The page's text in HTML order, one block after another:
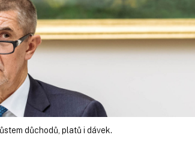
důchodů, platů i dávek.